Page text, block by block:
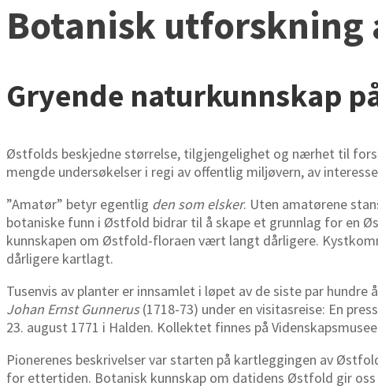
Botanisk utforskning
Gryende naturkunnskap
Østfolds beskjedne størrelse, tilgjengelighet og nærhet til
mengde undersøkelser i regi av offentlig miljøvern, av
”Amatør” betyr egentlig den som elsker. Uten amatørene
botaniske funn i Østfold bidrar til å skape et grunnlag for en
kunnskapen om Østfold-floraen vært langt dårligere.
dårligere kartlagt.
Tusenvis av planter er innsamlet i løpet av de siste par
Johan Ernst Gunnerus(1718-73) under en visitasreise: En
23. august 1771 i Halden. Kollektet finnes på
Pionerenes beskrivelser var starten på kartleggingen av
for ettertiden. Botanisk kunnskap om datidens Østfold gir